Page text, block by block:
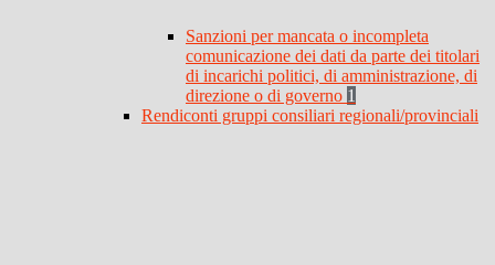
Sanzioni per mancata o incompleta
comunicazione dei dati da parte dei titolari
di incarichi politici, di amministrazione, di
direzione o di governo 1
Rendiconti gruppi consiliari regionali/provinciali